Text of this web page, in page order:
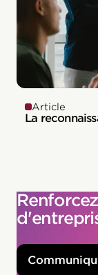
Article
La